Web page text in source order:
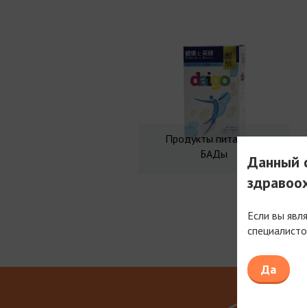
Продукты питания и
БАДы
Мы
Данный
Если вы
Да